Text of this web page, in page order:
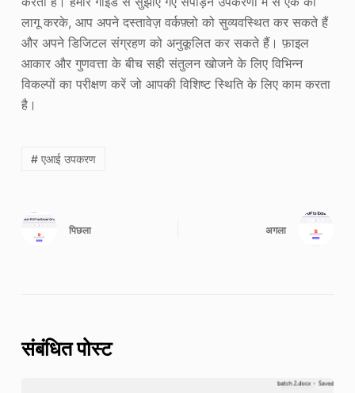
लागू करके, आप अपने दस्तावेज़ वर्कफ़्लो को सुव्यवस्थित कर सकते हैं
और अपने डिजिटल संग्रहण को अनुकूलित कर सकते हैं। फ़ाइल
आकार और गुणवत्ता के बीच सही संतुलन खोजने के लिए विभिन्न
विकल्पों का परीक्षण करें जो आपकी विशिष्ट स्थिति के लिए काम करता
है।
# एआई उपकरण
पिछला अगला
संबंधित पोस्ट